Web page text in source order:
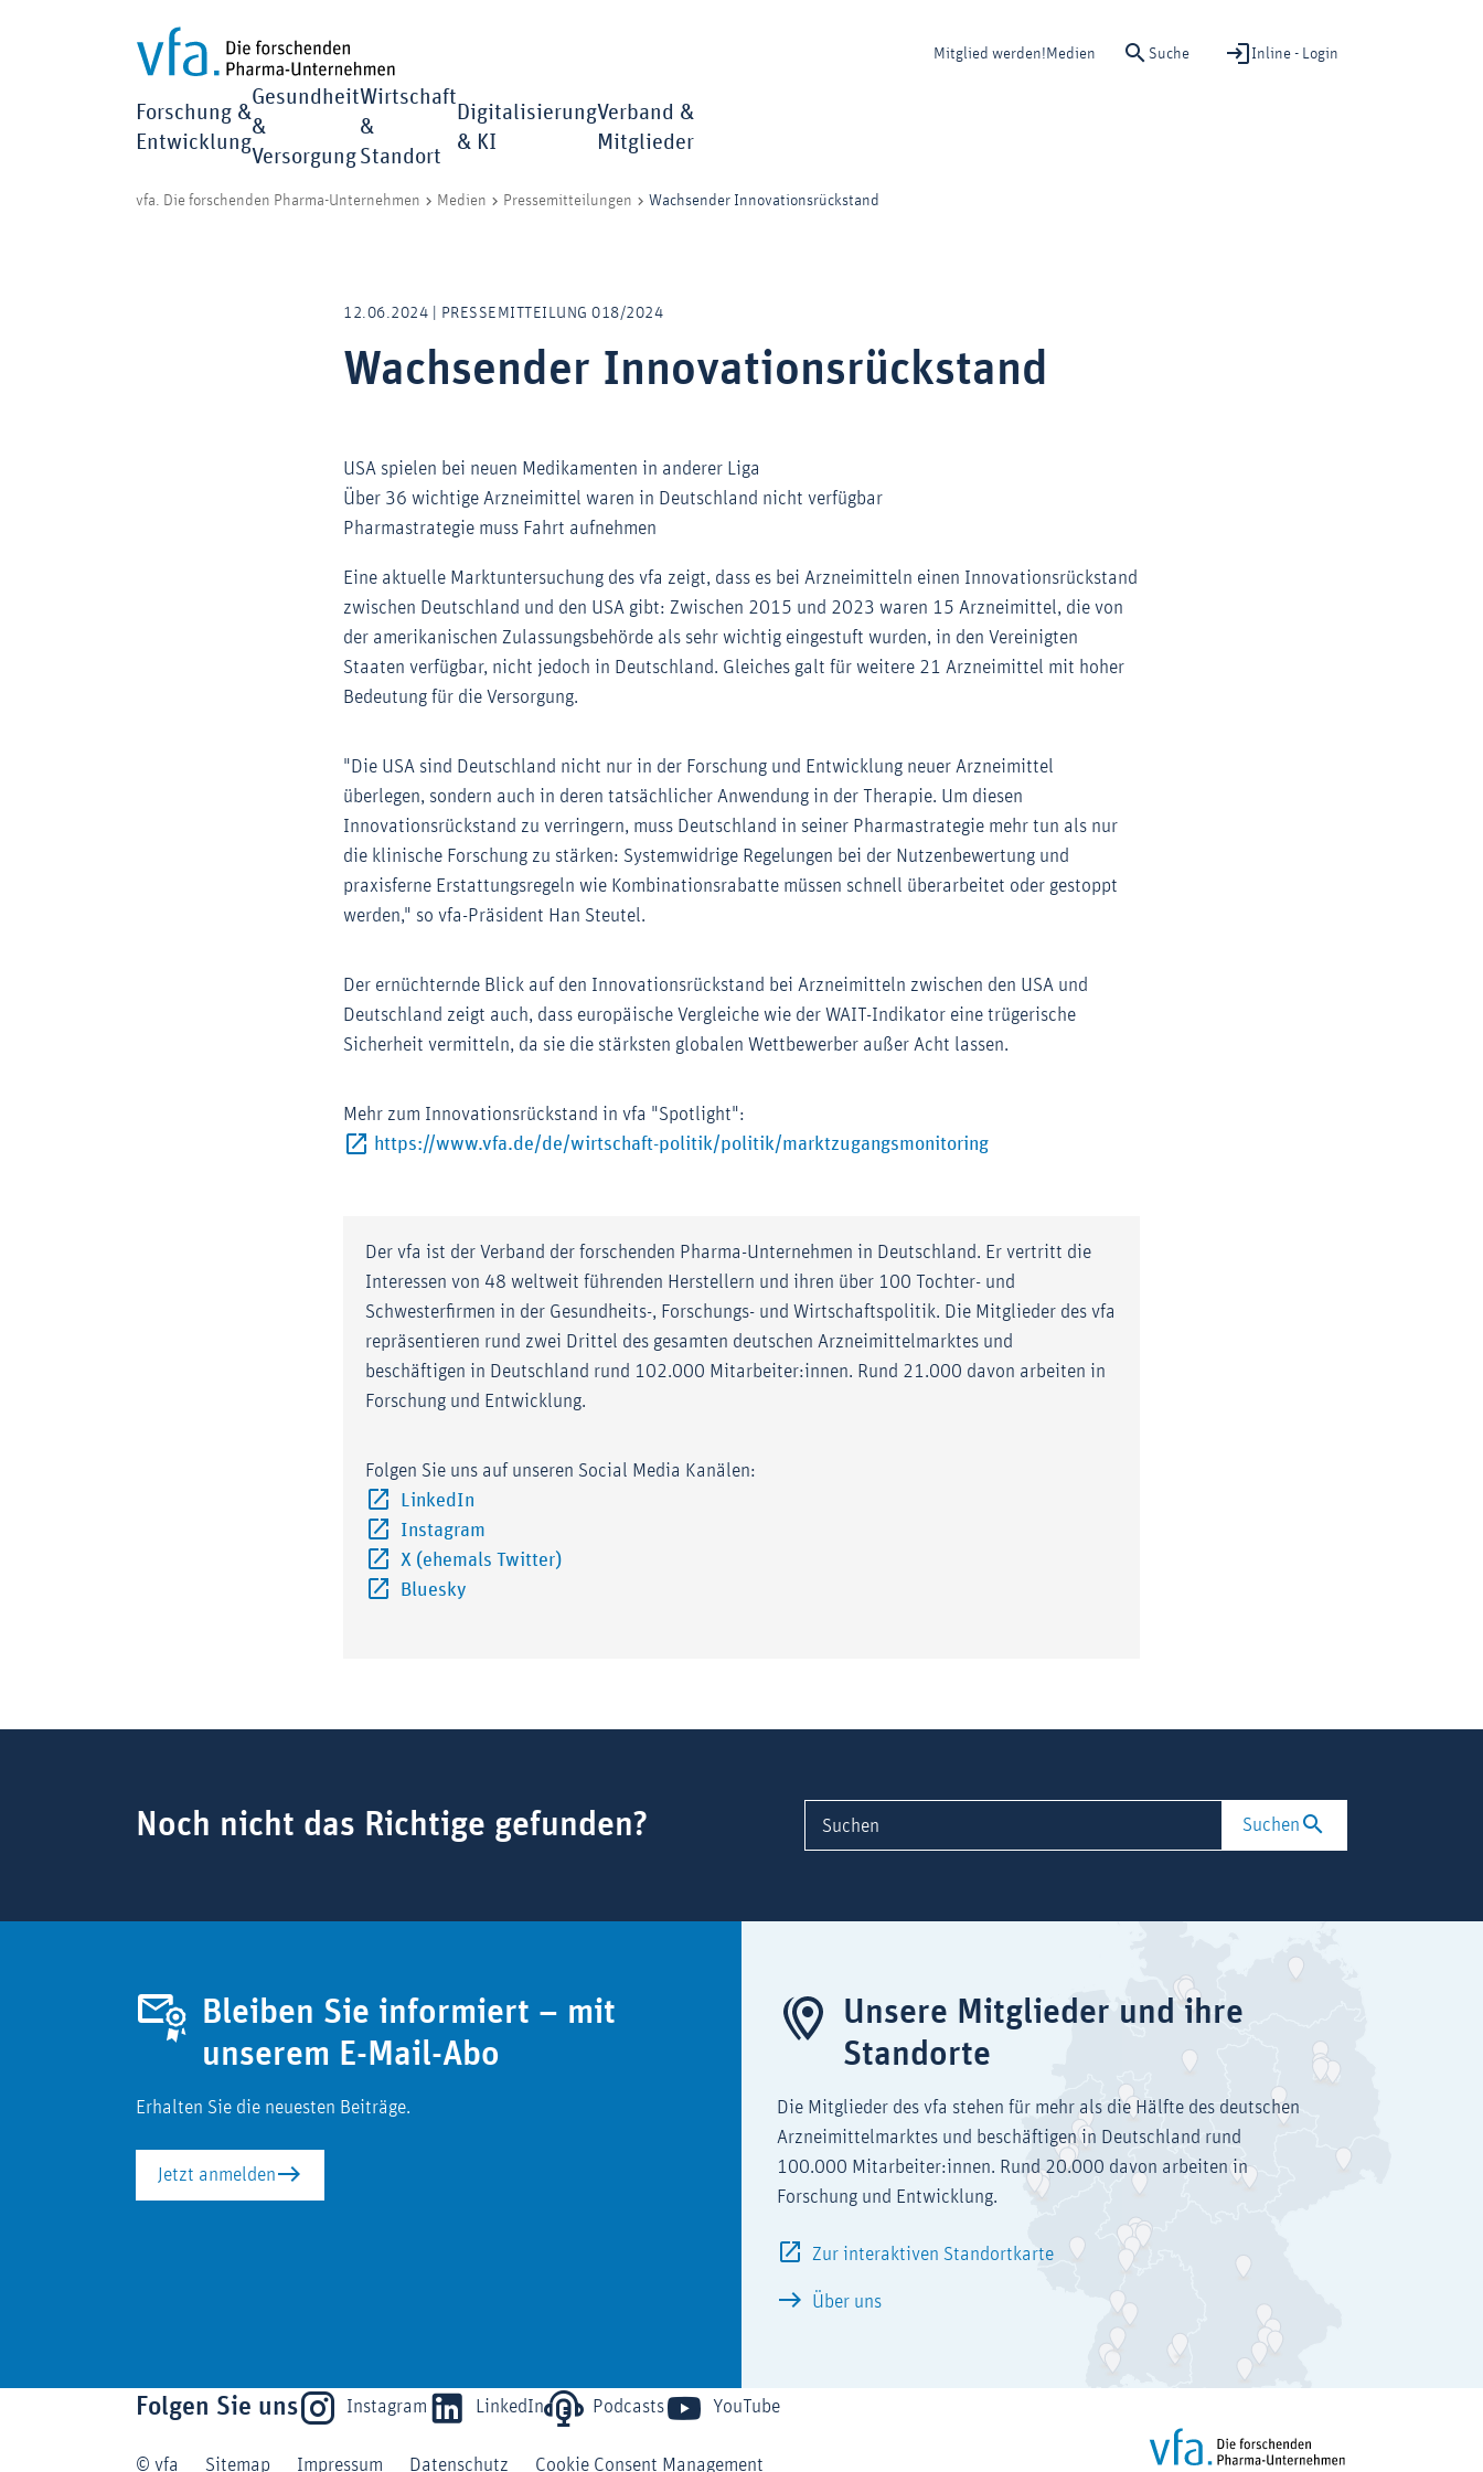
Mitglied werden! Medien Suche Inline - Login
Forschung &
Entwicklung
Gesundheit
&
Versorgung
Wirtschaft
&
Standort
Digitalisierung
& KI
Verband &
Mitglieder
vfa. Die forschenden Pharma-Unternehmen Medien Pressemitteilungen Wachsender Innovationsrückstand
12.06.2024 | PRESSEMITTEILUNG 018/2024
Wachsender Innovationsrückstand
USA spielen bei neuen Medikamenten in anderer Liga
Über 36 wichtige Arzneimittel waren in Deutschland nicht verfügbar
Pharmastrategie muss Fahrt aufnehmen
Eine aktuelle Marktuntersuchung des vfa zeigt, dass es bei Arzneimitteln einen Innovationsrückstand
zwischen Deutschland und den USA gibt: Zwischen 2015 und 2023 waren 15 Arzneimittel, die von
der amerikanischen Zulassungsbehörde als sehr wichtig eingestuft wurden, in den Vereinigten
Staaten verfügbar, nicht jedoch in Deutschland. Gleiches galt für weitere 21 Arzneimittel mit hoher
Bedeutung für die Versorgung.
"Die USA sind Deutschland nicht nur in der Forschung und Entwicklung neuer Arzneimittel
überlegen, sondern auch in deren tatsächlicher Anwendung in der Therapie. Um diesen
Innovationsrückstand zu verringern, muss Deutschland in seiner Pharmastrategie mehr tun als nur
die klinische Forschung zu stärken: Systemwidrige Regelungen bei der Nutzenbewertung und
praxisferne Erstattungsregeln wie Kombinationsrabatte müssen schnell überarbeitet oder gestoppt
werden," so vfa-Präsident Han Steutel.
Der ernüchternde Blick auf den Innovationsrückstand bei Arzneimitteln zwischen den USA und
Deutschland zeigt auch, dass europäische Vergleiche wie der WAIT-Indikator eine trügerische
Sicherheit vermitteln, da sie die stärksten globalen Wettbewerber außer Acht lassen.
Mehr zum Innovationsrückstand in vfa "Spotlight":
https://www.vfa.de/de/wirtschaft-politik/politik/marktzugangsmonitoringExterner-Link (Öffnet im neuen Fenster)
Der vfa ist der Verband der forschenden Pharma-Unternehmen in Deutschland. Er vertritt die
Interessen von 48 weltweit führenden Herstellern und ihren über 100 Tochter- und
Schwesterfirmen in der Gesundheits-, Forschungs- und Wirtschaftspolitik. Die Mitglieder des vfa
repräsentieren rund zwei Drittel des gesamten deutschen Arzneimittelmarktes und
beschäftigen in Deutschland rund 102.000 Mitarbeiter:innen. Rund 21.000 davon arbeiten in
Forschung und Entwicklung.
Folgen Sie uns auf unseren Social Media Kanälen:
LinkedIn
Instagram
X (ehemals Twitter)Externer-Link (Öffnet im neuen Fenster)
Bluesky
Noch nicht das Richtige gefunden? Suchen Suchen
Bleiben Sie informiert – mit
unserem E-Mail-Abo
Erhalten Sie die neuesten Beiträge.
Jetzt anmelden
Unsere Mitglieder und ihre
Standorte
Die Mitglieder des vfa stehen für mehr als die Hälfte des deutschen
Arzneimittelmarktes und beschäftigen in Deutschland rund
100.000 Mitarbeiter:innen. Rund 20.000 davon arbeiten in
Forschung und Entwicklung.
Zur interaktiven Standortkarte
Über uns
Folgen Sie uns Instagram LinkedIn Podcasts YouTube
© vfa Sitemap Impressum Datenschutz Cookie Consent Management